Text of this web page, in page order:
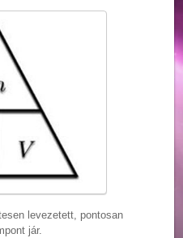
levezetett, pontosan
jár.